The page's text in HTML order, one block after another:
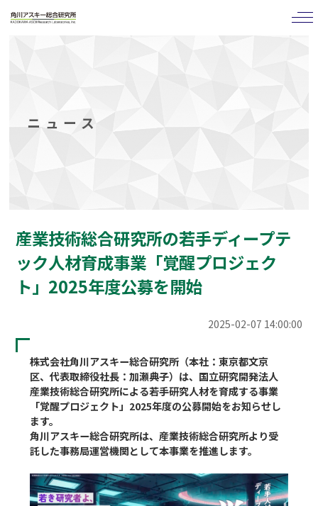
ニュース
産業技術総合研究所の若手ディープテ
ック人材育成事業「覚醒プロジェク
ト」2025年度公募を開始
2025-02-07 14:00:00
株式会社⾓川アスキー総合研究所（本社：東京都⽂京
区、代表取締役社⻑：加瀬典⼦）は、国立研究開発法人
産業技術総合研究所による若手研究人材を育成する事業
「覚醒プロジェクト」2025年度の公募開始をお知らせし
ます。
⾓川アスキー総合研究所は、産業技術総合研究所より受
託した事務局運営機関として本事業を推進します。